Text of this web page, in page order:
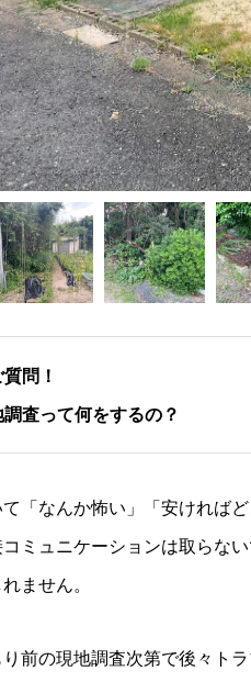
問！
査って何をするの？
「なんか怖い」「安ければ
ミュニケーションは取らな
ません。
前の現地調査次第で後々ト